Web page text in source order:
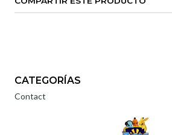
CATEGORÍAS
Contact